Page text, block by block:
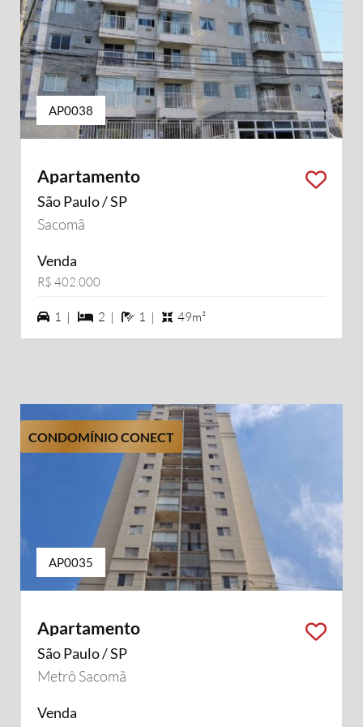
AP0038
Apartamento
São Paulo / SP
Sacomã
Venda
R$ 402.000
1 vagas na garagem
1 | 2 dormiórios
2 | 1 banheiros
1 | 49m²
CONDOMÍNIO CONECT
AP0035
Apartamento
São Paulo / SP
Metrô Sacomã
Venda